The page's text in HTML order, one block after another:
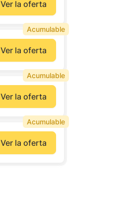
Ver la oferta
Ver la oferta
Acumulable
Ver la oferta
Acumulable
Ver la oferta
Acumulable